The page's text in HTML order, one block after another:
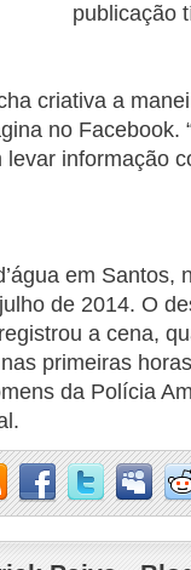
publicação
criativa a
no Facebook.
informação
em Santos,
de 2014. O
a cena,
primeiras
da Polícia